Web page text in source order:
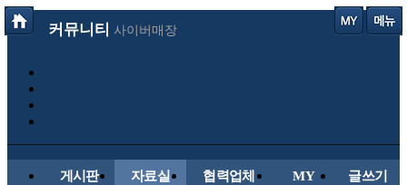
커뮤니티 사이버매장
게시판 자료실 협력업체 MY 글쓰기